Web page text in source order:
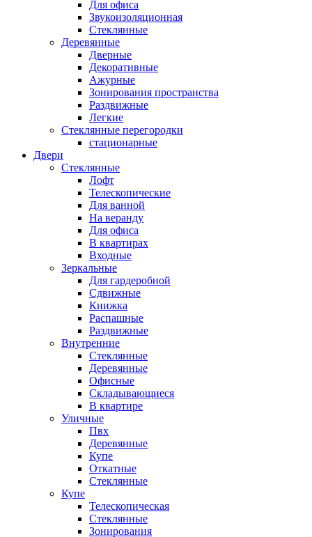
Для офиса
Звукоизоляционная
Стеклянные
Деревянные
Дверные
Декоративные
Ажурные
Зонирования пространства
Раздвижные
Легкие
Стеклянные перегородки
стационарные
Двери
Стеклянные
Лофт
Телескопические
Для ванной
На веранду
Для офиса
В квартирах
Входные
Зеркальные
Для гардеробной
Сдвижные
Книжка
Распашные
Раздвижные
Внутренние
Стеклянные
Деревянные
Офисные
Складывающиеся
В квартире
Уличные
Пвх
Деревянные
Купе
Откатные
Стеклянные
Купе
Телескопическая
Стеклянные
Зонирования